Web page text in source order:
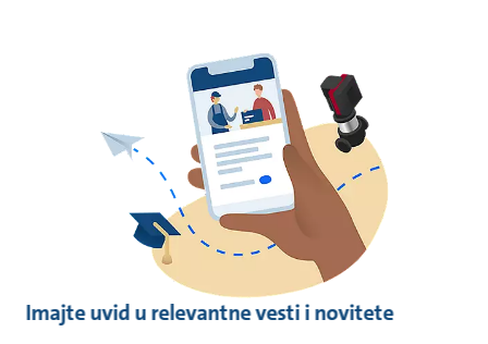
Imajte uvid u relevantne vesti i novitete